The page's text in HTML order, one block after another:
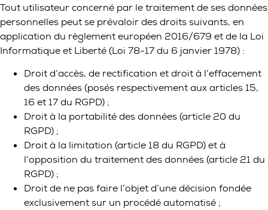
Tout utilisateur concerné par le traitement de ses données
personnelles peut se prévaloir des droits suivants, en
application du règlement européen 2016/679 et de la Loi
Informatique et Liberté (Loi 78-17 du 6 janvier 1978) :
Droit d’accès, de rectification et droit à l’effacement
des données (posés respectivement aux articles 15,
16 et 17 du RGPD) ;
Droit à la portabilité des données (article 20 du
RGPD) ;
Droit à la limitation (article 18 du RGPD) et à
l’opposition du traitement des données (article 21 du
RGPD) ;
Droit de ne pas faire l’objet d’une décision fondée
exclusivement sur un procédé automatisé ;